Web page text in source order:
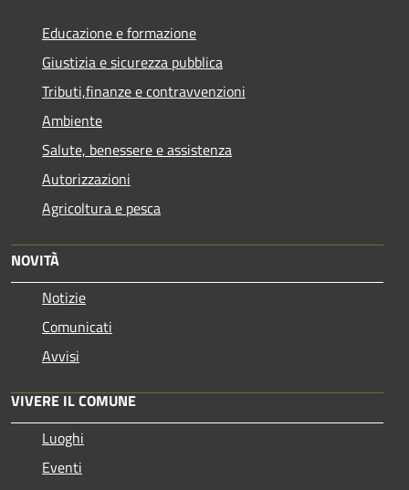
Educazione e formazione
Giustizia e sicurezza pubblica
Tributi,finanze e contravvenzioni
Ambiente
Salute, benessere e assistenza
Autorizzazioni
Agricoltura e pesca
NOVITÀ
Notizie
Comunicati
Avvisi
VIVERE IL COMUNE
Luoghi
Eventi